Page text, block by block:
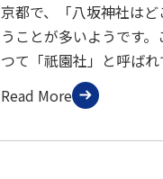
京都で、「八坂神社は
うことが多いようです
つて「祇園社」と呼ばれ
Read More